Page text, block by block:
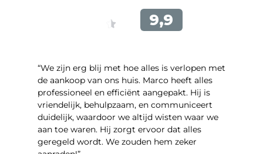
“We zijn erg blij met hoe alles is verlopen met
de aankoop van ons huis. Marco heeft alles
professioneel en efficiënt aangepakt. Hij is
vriendelijk, behulpzaam, en communiceert
duidelijk, waardoor we altijd wisten waar we
aan toe waren. Hij zorgt ervoor dat alles
geregeld wordt. We zouden hem zeker